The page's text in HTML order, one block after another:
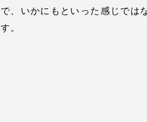
で、いかにもといった感じでは
す。